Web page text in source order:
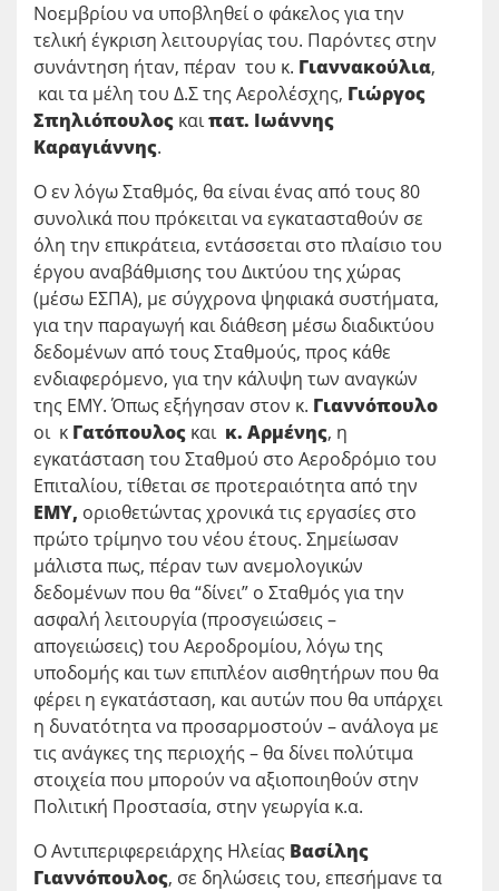
Νοεμβρίου να υποβληθεί ο φάκελος για την
τελική έγκριση λειτουργίας του. Παρόντες στην
συνάντηση ήταν, πέραν του κ. Γιαννακούλια,
και τα μέλη του Δ.Σ της Αερολέσχης, Γιώργος
Σπηλιόπουλος καιπατ. Ιωάννης
Καραγιάννης.
Ο εν λόγω Σταθμός, θα είναι ένας από τους 80
συνολικά που πρόκειται να εγκατασταθούν σε
όλη την επικράτεια, εντάσσεται στο πλαίσιο του
έργου αναβάθμισης του Δικτύου της χώρας
(μέσω ΕΣΠΑ), με σύγχρονα ψηφιακά συστήματα,
για την παραγωγή και διάθεση μέσω διαδικτύου
δεδομένων από τους Σταθμούς, προς κάθε
ενδιαφερόμενο, για την κάλυψη των αναγκών
της ΕΜΥ. Όπως εξήγησαν στον κ. Γιαννόπουλο
οι κ Γατόπουλος καικ. Αρμένης, η
εγκατάσταση του Σταθμού στο Αεροδρόμιο του
Επιταλίου, τίθεται σε προτεραιότητα από την
ΕΜΥ, οριοθετώντας χρονικά τις εργασίες στο
πρώτο τρίμηνο του νέου έτους. Σημείωσαν
μάλιστα πως, πέραν των ανεμολογικών
δεδομένων που θα “δίνει” ο Σταθμός για την
ασφαλή λειτουργία (προσγειώσεις –
απογειώσεις) του Αεροδρομίου, λόγω της
υποδομής και των επιπλέον αισθητήρων που θα
φέρει η εγκατάσταση, και αυτών που θα υπάρχει
η δυνατότητα να προσαρμοστούν – ανάλογα με
τις ανάγκες της περιοχής – θα δίνει πολύτιμα
στοιχεία που μπορούν να αξιοποιηθούν στην
Πολιτική Προστασία, στην γεωργία κ.α.
Ο Αντιπεριφερειάρχης Ηλείας Βασίλης
Γιαννόπουλος, σε δηλώσεις του, επεσήμανε τα